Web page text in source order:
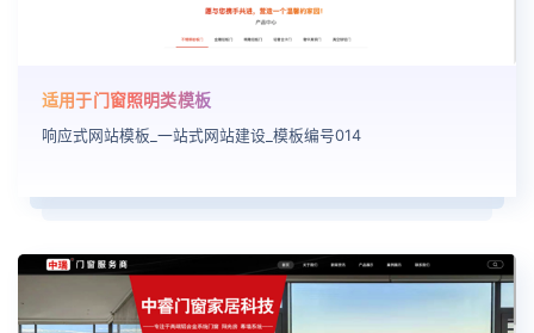
适用于门窗照明类模板
响应式网站模板_一站式网站建设_模板编号014